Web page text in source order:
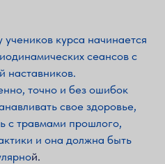
курса начинается
сеансов с
наставников.
точно и без ошибок
свое здоровье,
с травмами прошлого,
и она должна быть
й.